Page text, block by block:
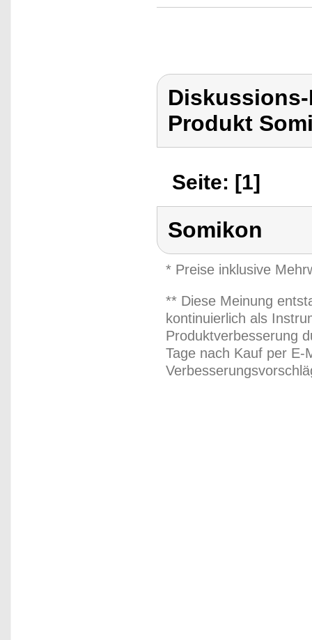
Produkt
Seite: [1]
Somikon
* Preise inklusive
** Diese Meinung
kontinuierlich als
Produktverbesserung
Tage nach Kauf per E-